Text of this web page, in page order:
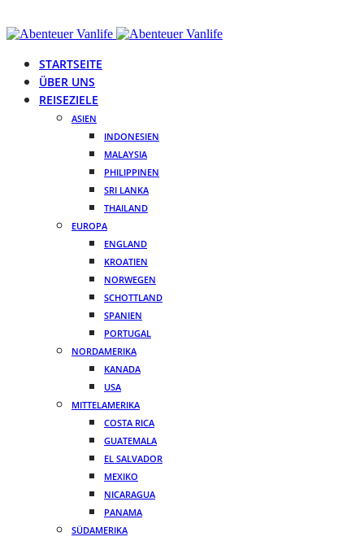
STARTSEITE
ÜBER UNS
REISEZIELE
ASIEN
INDONESIEN
MALAYSIA
PHILIPPINEN
SRI LANKA
THAILAND
EUROPA
ENGLAND
KROATIEN
NORWEGEN
SCHOTTLAND
SPANIEN
PORTUGAL
NORDAMERIKA
KANADA
USA
MITTELAMERIKA
COSTA RICA
GUATEMALA
EL SALVADOR
MEXIKO
NICARAGUA
PANAMA
SÜDAMERIKA